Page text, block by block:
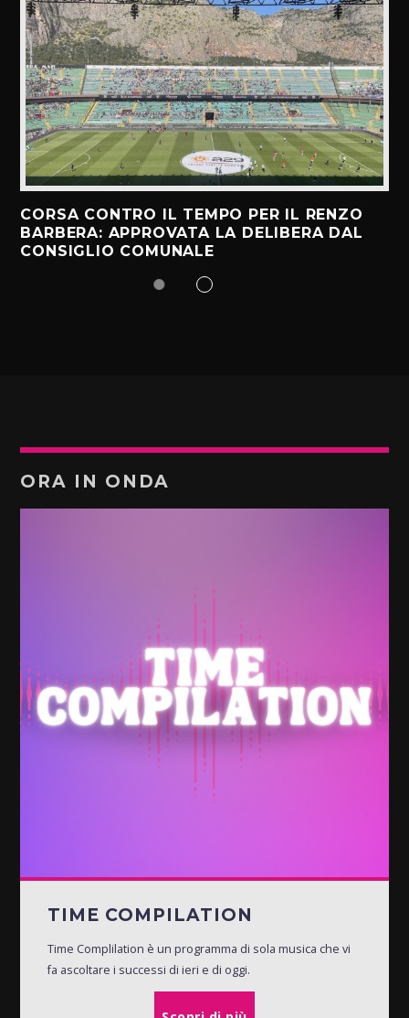
CORSA CONTRO IL TEMPO PER IL RENZO
BARBERA: APPROVATA LA DELIBERA DAL
CONSIGLIO COMUNALE
ORA IN ONDA
TIME COMPILATION
Time Complilation è un programma di sola musica che vi
fa ascoltare i successi di ieri e di oggi.